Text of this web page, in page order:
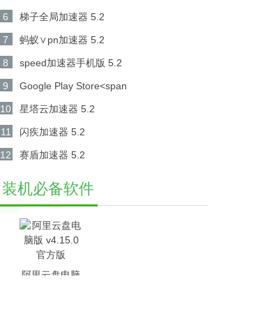
[PR] 671848019</s
6 梯子全局加速器 5.2
7 蚂蚁∨pn加速器 5.2
8 speed加速器手机版 5.2
9
Google Play Store<span
class="androidapks_wgdt"> 41.8.14-31 [0]
[PR] 649217104</s
10 星塔云加速器 5.2
11 闪疾加速器 5.2
12 赛盾加速器 5.2
装机必备软件
阿里云盘电脑